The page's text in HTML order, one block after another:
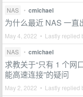
NAS • cmichael
为什么最近 NAS 一直
May 4, 2022 • Lastly replied
NAS • cmichael
求教关于“只有 1 个网
能高速连接”的疑问
May 2, 2022 • Lastly replied